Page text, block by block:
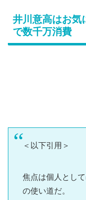
井川意高はお気
で数千万消費
＜以下引用＞
焦点は個人とし
の使い道だ。